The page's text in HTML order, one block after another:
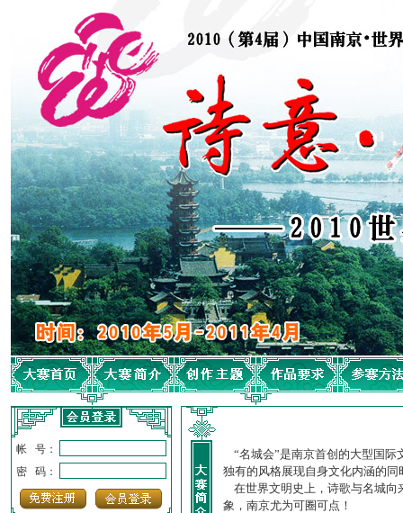
帐 号：
密 码：
“名城会”是南京首创的大型国际
独有的风格展现自身文化内涵的
在世界文明史上，诗歌与名城向
象，南京尤为可圈可点！